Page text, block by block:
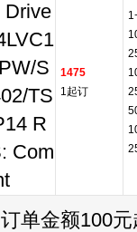
Drive
S
TS
R
Com
1475
1起订
单金额100元